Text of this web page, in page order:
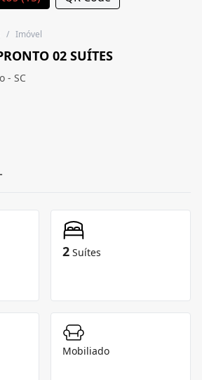
/ Imóvel
02 SUÍTES
- SC
2 Suítes
Mobiliado